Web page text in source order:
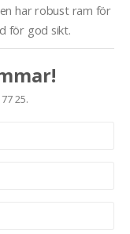
har robust ram för
för god sikt.
25.